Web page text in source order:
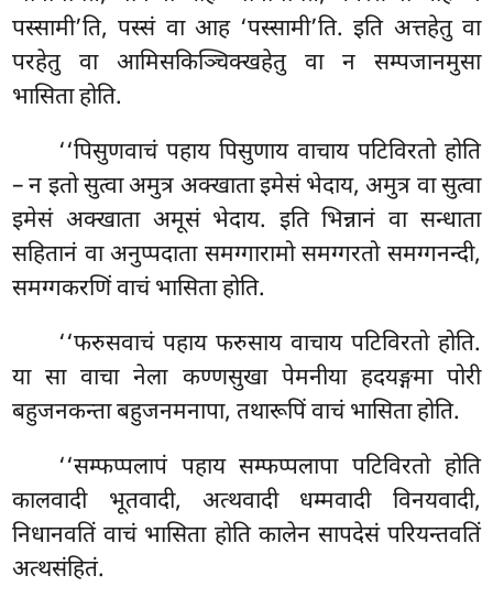
पस्सामी’ति, पस्सं वा आह ‘पस्सामी’ति. इति अत्तहेतु वा
परहेतु वा आमिसकिञ्चिक्खहेतु वा न सम्पजानमुसा
भासिता होति.
‘‘पिसुणवाचं पहाय पिसुणाय वाचाय पटिविरतो होति
– न इतो सुत्वा अमुत्र अक्खाता इमेसं भेदाय, अमुत्र वा सुत्वा
इमेसं अक्खाता अमूसं भेदाय. इति भिन्नानं वा सन्धाता
सहितानं वा अनुप्पदाता समग्गारामो समग्गरतो समग्गनन्दी,
समग्गकरणिं वाचं भासिता होति.
‘‘फरुसवाचं पहाय फरुसाय वाचाय पटिविरतो होति.
या सा वाचा नेला कण्णसुखा पेमनीया हदयङ्गमा पोरी
बहुजनकन्ता बहुजनमनापा, तथारूपिं वाचं भासिता होति.
‘‘सम्फप्पलापं पहाय सम्फप्पलापा पटिविरतो होति
कालवादी भूतवादी, अत्थवादी धम्मवादी विनयवादी,
निधानवतिं वाचं भासिता होति कालेन सापदेसं परियन्तवतिं
अत्थसंहितं.